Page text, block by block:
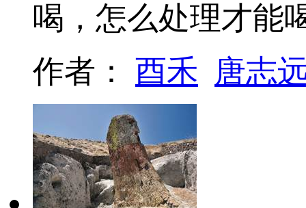
喝，怎么处理才
作者： 酉禾 唐志